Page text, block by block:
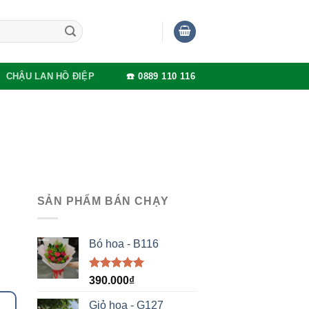
CHẬU LAN HỒ ĐIỆP ☎️ 0889 110 116
SẢN PHẨM BÁN CHẠY
Bó hoa - B116
Được xếp
5 sao
390.000₫
Giỏ hoa - G127